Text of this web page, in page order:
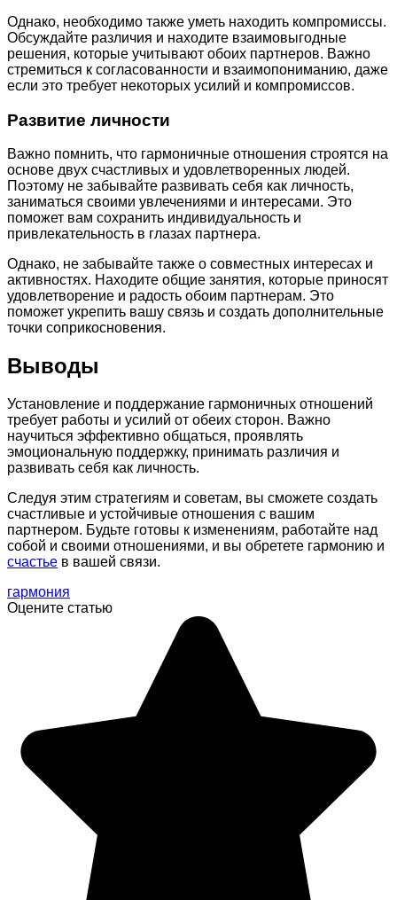
Однако, необходимо также уметь находить компромиссы.
Обсуждайте различия и находите взаимовыгодные
решения, которые учитывают обоих партнеров. Важно
стремиться к согласованности и взаимопониманию, даже
если это требует некоторых усилий и компромиссов.
Развитие личности
Важно помнить, что гармоничные отношения строятся на
основе двух счастливых и удовлетворенных людей.
Поэтому не забывайте развивать себя как личность,
заниматься своими увлечениями и интересами. Это
поможет вам сохранить индивидуальность и
привлекательность в глазах партнера.
Однако, не забывайте также о совместных интересах и
активностях. Находите общие занятия, которые приносят
удовлетворение и радость обоим партнерам. Это
поможет укрепить вашу связь и создать дополнительные
точки соприкосновения.
Выводы
Установление и поддержание гармоничных отношений
требует работы и усилий от обеих сторон. Важно
научиться эффективно общаться, проявлять
эмоциональную поддержку, принимать различия и
развивать себя как личность.
Следуя этим стратегиям и советам, вы сможете создать
счастливые и устойчивые отношения с вашим
партнером. Будьте готовы к изменениям, работайте над
собой и своими отношениями, и вы обретете гармонию и
счастье в вашей связи.
гармония
Оцените статью